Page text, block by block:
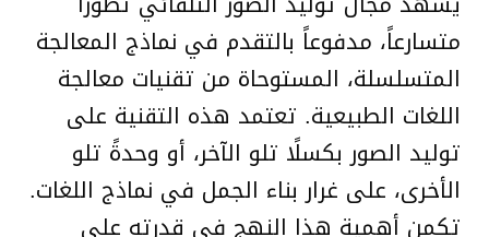
متسارعاً، مدفوعاً بالتقدم في نماذج المعالجة
المتسلسلة، المستوحاة من تقنيات معالجة
اللغات الطبيعية. تعتمد هذه التقنية على
توليد الصور بكسلًا تلو الآخر، أو وحدةً تلو
الأخرى، على غرار بناء الجمل في نماذج اللغات.
تكمن أهمية هذا النهج في قدرته على